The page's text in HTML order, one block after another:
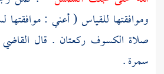
وموافقتها للقياس ( أعني :
صلاة الكسوف ركعتان . قال
سمرة.